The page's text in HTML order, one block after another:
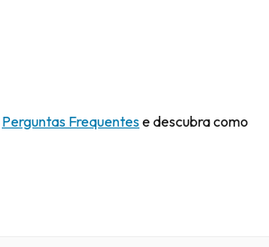
Perguntas Frequentese descubra como